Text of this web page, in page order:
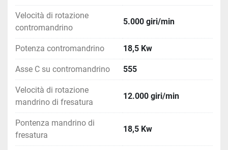
Velocità di rotazione
contromandrino
5.000 giri/min
Potenza contromandrino 18,5 Kw
Asse C su contromandrino 555
Velocità di rotazione
mandrino di fresatura
12.000 giri/min
Pontenza mandrino di
fresatura
18,5 Kw